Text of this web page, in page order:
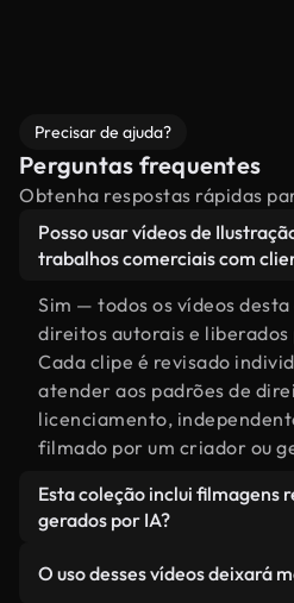
Precisar de ajuda?
Perguntas frequentes
Obtenha respostas rápidas
Posso usar vídeos de
trabalhos comerciais com
Sim — todos os vídeos
direitos autorais e liberados
Cada clipe é revisado
atender aos padrões de
licenciamento,
filmado por um criador ou
Esta coleção inclui filmagens
gerados por IA?
por filmagens reais, feitas
O uso desses vídeos deixará